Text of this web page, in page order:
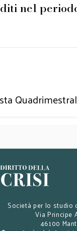
nel
Società per lo studio
Via Principe
46100